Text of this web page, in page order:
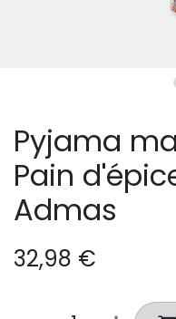
Pyjama
Pain
Admas
32,98 €